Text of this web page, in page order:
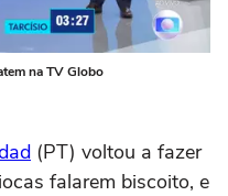
na TV Globo
(PT) voltou a fazer
falarem biscoito, e